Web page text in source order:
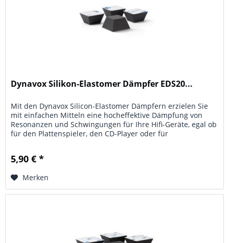
Dynavox Silikon-Elastomer Dämpfer EDS20...
Mit den Dynavox Silicon-Elastomer Dämpfern erzielen Sie
mit einfachen Mitteln eine hocheffektive Dämpfung von
Resonanzen und Schwingungen für Ihre Hifi-Geräte, egal ob
für den Plattenspieler, den CD-Player oder für
5,90 € *
Merken